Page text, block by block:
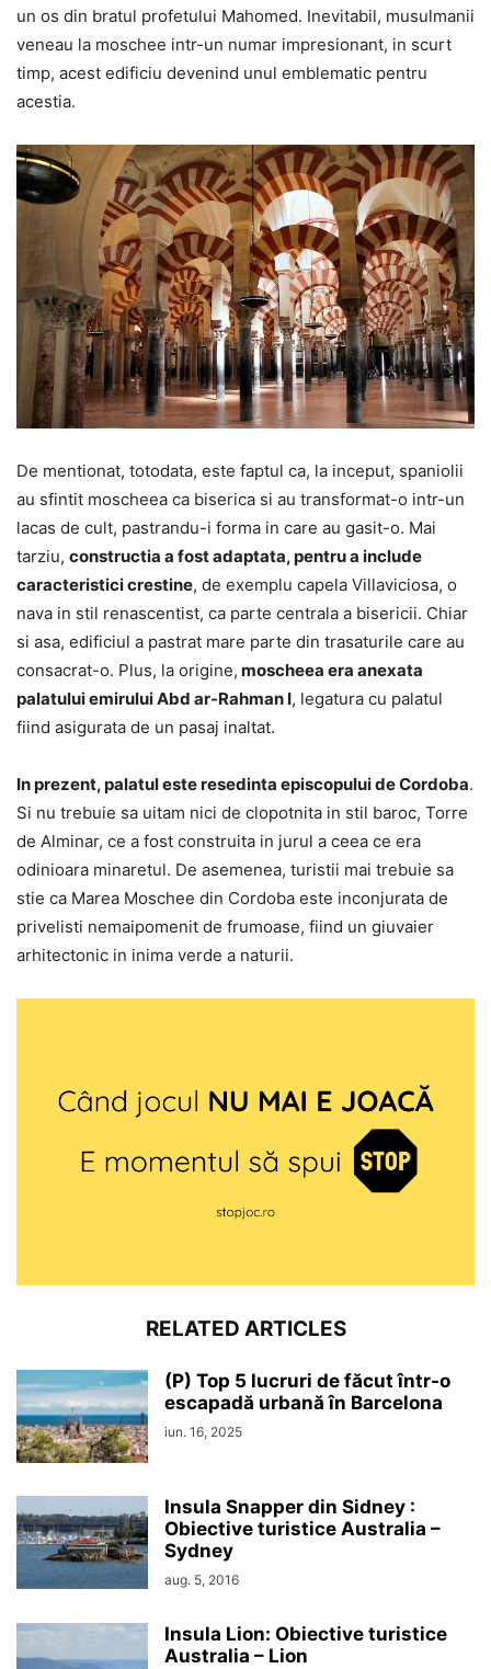
un os din bratul profetului Mahomed. Inevitabil, musulmanii
veneau la moschee intr-un numar impresionant, in scurt
timp, acest edificiu devenind unul emblematic pentru
acestia.
De mentionat, totodata, este faptul ca, la inceput, spaniolii
au sfintit moscheea ca biserica si au transformat-o intr-un
lacas de cult, pastrandu-i forma in care au gasit-o. Mai
tarziu, constructia a fost adaptata, pentru a include
caracteristici crestine, de exemplu capela Villaviciosa, o
nava in stil renascentist, ca parte centrala a bisericii. Chiar
si asa, edificiul a pastrat mare parte din trasaturile care au
consacrat-o. Plus, la origine, moscheea era anexata
palatului emirului Abd ar-Rahman I, legatura cu palatul
fiind asigurata de un pasaj inaltat.
In prezent, palatul este resedinta episcopului de Cordoba.
Si nu trebuie sa uitam nici de clopotnita in stil baroc, Torre
de Alminar, ce a fost construita in jurul a ceea ce era
odinioara minaretul. De asemenea, turistii mai trebuie sa
stie ca Marea Moschee din Cordoba este inconjurata de
privelisti nemaipomenit de frumoase, fiind un giuvaier
arhitectonic in inima verde a naturii.
RELATED ARTICLES
(P) Top 5 lucruri de făcut într-o
escapadă urbană în Barcelona
iun. 16, 2025
Insula Snapper din Sidney :
Obiective turistice Australia –
Sydney
aug. 5, 2016
Insula Lion: Obiective turistice
Australia – Lion